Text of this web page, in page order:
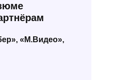
«М.Видео»,